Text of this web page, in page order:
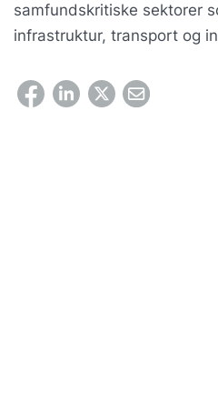
samfundskritiske sektorer
infrastruktur, transport og